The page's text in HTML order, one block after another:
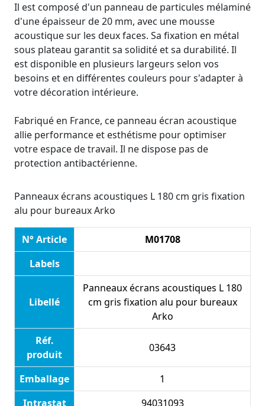
Il est composé d'un panneau de particules mélaminé
d'une épaisseur de 20 mm, avec une mousse
acoustique sur les deux faces. Sa fixation en métal
sous plateau garantit sa solidité et sa durabilité. Il
est disponible en plusieurs largeurs selon vos
besoins et en différentes couleurs pour s'adapter à
votre décoration intérieure.
Fabriqué en France, ce panneau écran acoustique
allie performance et esthétisme pour optimiser
votre espace de travail. Il ne dispose pas de
protection antibactérienne.
Panneaux écrans acoustiques L 180 cm gris fixation
alu pour bureaux Arko
N° Article
M01708
Labels
Libellé
Panneaux écrans acoustiques L 180
cm gris fixation alu pour bureaux
Arko
Réf.
produit
03643
Emballage
1
Intrastat
94031093